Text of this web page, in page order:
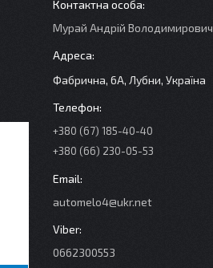
Мурай Андрій Володимирович
Фабрична, 6А, Лубни, Україна
+380 (67) 185-40-40
+380 (66) 230-05-53
automelo4@ukr.net
0662300553